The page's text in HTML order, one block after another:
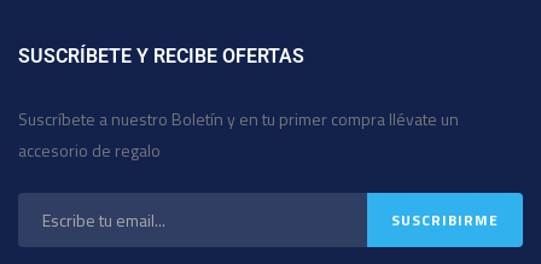
SUSCRÍBETE Y RECIBE OFERTAS
Suscríbete a nuestro Boletín y en tu primer compra llévate un
accesorio de regalo